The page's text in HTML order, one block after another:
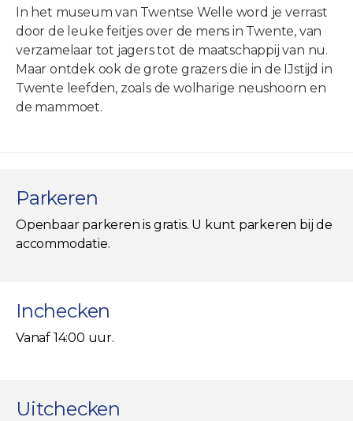
In het museum van Twentse Welle word je verrast
door de leuke feitjes over de mens in Twente, van
verzamelaar tot jagers tot de maatschappij van nu.
Maar ontdek ook de grote grazers die in de IJstijd in
Twente leefden, zoals de wolharige neushoorn en
de mammoet.
Parkeren
Openbaar parkeren is gratis. U kunt parkeren bij de
accommodatie.
Inchecken
Vanaf 14:00 uur.
Uitchecken